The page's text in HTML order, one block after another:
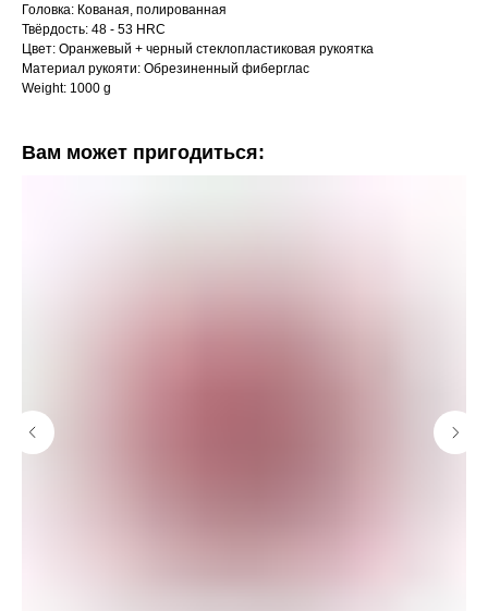
Головка: Кованая, полированная
Твёрдость: 48 - 53 HRC
Цвет: Оранжевый + черный стеклопластиковая рукоятка
Материал рукояти: Обрезиненный фиберглас
Weight: 1000 g
Вам может пригодиться: